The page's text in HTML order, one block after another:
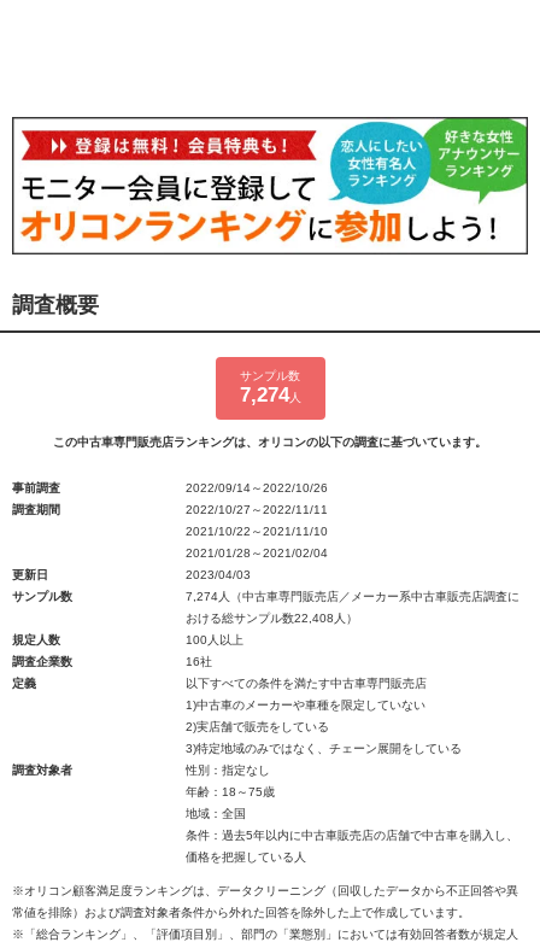
調査概要
サンプル数
7,274人
この中古車専門販売店ランキングは、オリコンの以下の調査に基づいています。
事前調査
2022/09/14～2022/10/26
調査期間
2022/10/27～2022/11/11
2021/10/22～2021/11/10
2021/01/28～2021/02/04
更新日
2023/04/03
サンプル数
7,274人（中古車専門販売店／メーカー系中古車販売店調査に
おける総サンプル数22,408人）
規定人数
100人以上
調査企業数
16社
定義
以下すべての条件を満たす中古車専門販売店
1)中古車のメーカーや車種を限定していない
2)実店舗で販売をしている
3)特定地域のみではなく、チェーン展開をしている
調査対象者
性別：指定なし
年齢：18～75歳
地域：全国
条件：過去5年以内に中古車販売店の店舗で中古車を購入し、
価格を把握している人
※オリコン顧客満足度ランキングは、データクリーニング（回収したデータから不正回答や異
常値を排除）および調査対象者条件から外れた回答を除外した上で作成しています。
※「総合ランキング」、「評価項目別」、部門の「業態別」においては有効回答者数が規定人